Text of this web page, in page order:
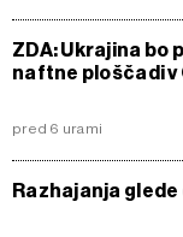
ZDA: Ukrajina bo
naftne ploščadi v
pred 6 urami
Razhajanja